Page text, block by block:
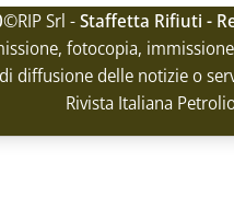
©RIP Srl -Staffetta Rifiuti -
fotocopia,
diffusione delle notizie o
Rivista Italiana